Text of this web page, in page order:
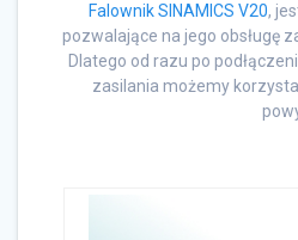
Falownik SINAMICS V20,
pozwalające na jego obsługę
Dlatego od razu po
zasilania możemy